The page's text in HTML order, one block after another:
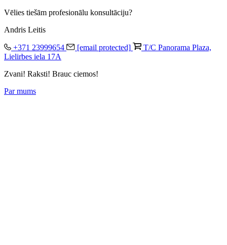
Vēlies tiešām profesionālu konsultāciju?
Andris Leitis
+371 23999654 [email protected]
T/C Panorama Plaza,
Lielirbes iela 17A
Zvani! Raksti! Brauc ciemos!
Par mums